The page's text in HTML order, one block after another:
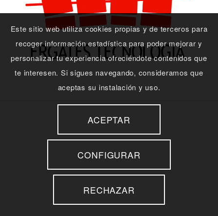
Este sitio web utiliza cookies propias y de terceros para
recoger información estadística para poder mejorar y
personalizar tu experiencia ofreciéndote contenidos que
te interesen. Si sigues navegando, consideramos que
aceptas su instalación y uso.
ACEPTAR
CONFIGURAR
RECHAZAR